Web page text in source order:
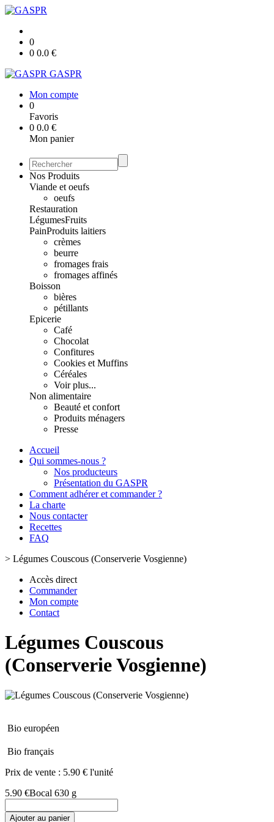
0
0 0.0 €
GASPR
Mon compte
0
Favoris
0 0.0 €
Mon panier
Nos Produits
Viande et oeufs
oeufs
Restauration
LégumesFruits
PainProduits laitiers
crèmes
beurre
fromages frais
fromages affinés
Boisson
bières
pétillants
Epicerie
Café
Chocolat
Confitures
Cookies et Muffins
Céréales
Voir plus...
Non alimentaire
Beauté et confort
Produits ménagers
Presse
Accueil
Qui sommes-nous ?
Nos producteurs
Présentation du GASPR
Comment adhérer et commander ?
La charte
Nous contacter
Recettes
FAQ
> Légumes Couscous (Conserverie Vosgienne)
Accès direct
Commander
Mon compte
Contact
Légumes Couscous
(Conserverie Vosgienne)
Bio européen
Bio français
Prix de vente : 5.90 € l'unité
5.90 €Bocal 630 g
Ajouter au panier